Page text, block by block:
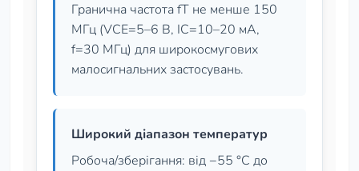
Гранична частота fT не менше 150
МГц (VCE=5–6 В, IC=10–20 мА,
f=30 МГц) для широкосмугових
малосигнальних застосувань.
Широкий діапазон температур
Робоча/зберігання: від −55 °C до